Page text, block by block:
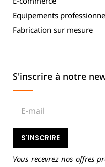
Equipements
Fabrication sur mesure
S'inscrire à notre
S'INSCRIRE
Vous recevrez nos offres